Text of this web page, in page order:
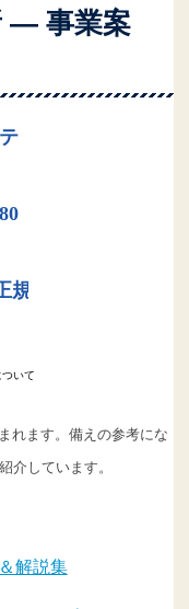
― 事業案
れます。備えの参考にな
介しています。
解説集